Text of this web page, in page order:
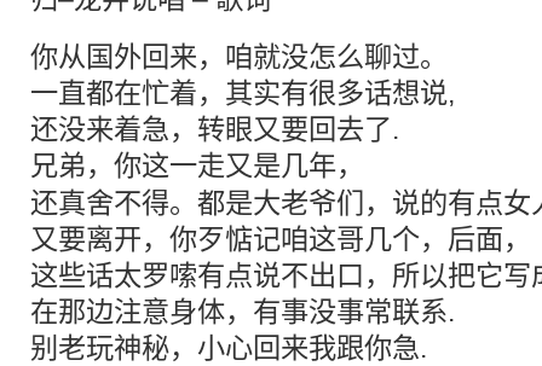
你从国外回来，咱就没怎么聊过。
一直都在忙着，其实有很多话想说,
还没来着急，转眼又要回去了.
兄弟，你这一走又是几年，
还真舍不得。都是大老爷们，说的有点女
又要离开，你歹惦记咱这哥几个，后面，
这些话太罗嗦有点说不出口，所以把它
在那边注意身体，有事没事常联系.
别老玩神秘，小心回来我跟你急.